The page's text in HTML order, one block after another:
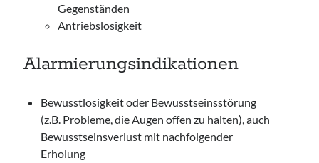
Gegenständen
Antriebslosigkeit
Alarmierungsindikationen
Bewusstlosigkeit oder Bewusstseinsstörung
(z.B. Probleme, die Augen offen zu halten), auch
Bewusstseinsverlust mit nachfolgender
Erholung